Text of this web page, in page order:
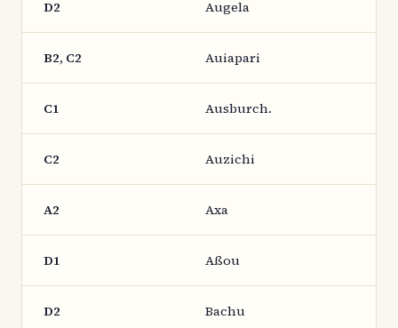
D2 Augela
B2, C2 Auiapari
C1 Ausburch.
C2 Auzichi
A2 Axa
D1 Aßou
D2 Bachu